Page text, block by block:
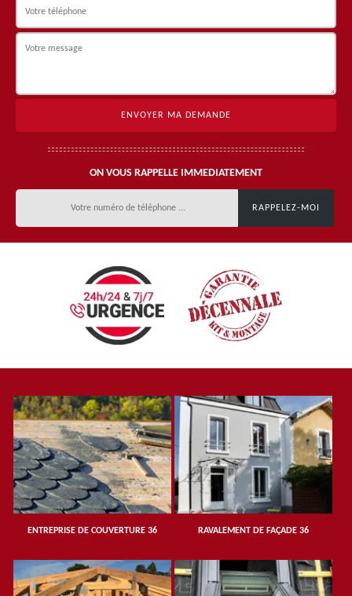
ON VOUS RAPPELLE IMMEDIATEMENT
ENTREPRISE DE COUVERTURE 36 RAVALEMENT DE FAÇADE 36